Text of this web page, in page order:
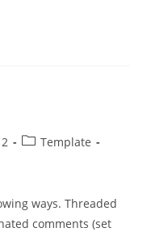
PostTemplate
ways. Threaded
comments (set